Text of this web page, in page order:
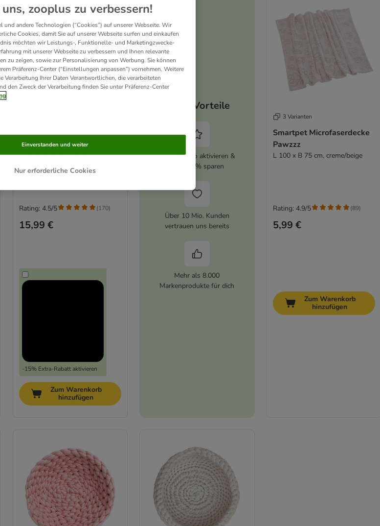
Katzenbett Mochi - hellgrau
Ø 55 x H 25 cm
15,99 €
-15% Extra-Rabatt aktivieren
Rating: 4.5/5 (170)
Zum Warenkorb
hinzufügen
Deine Vorteile
zooplus Abo aktivieren &
immer 5% sparen
Über 10 Mio. Kunden
vertrauen uns bereits
Mehr als 8.000
Markenprodukte für dich
3 Varianten
Smartpet Microfaserdecke
Pawzzz
L 100 x B 75 cm, creme/beige
5,99 €
Rating: 4.9/5 (89)
Zum Warenkorb
hinzufügen
zooplus zu verbessern!
und andere Technologien (“Cookies”) auf unserer Webseite. Wir
Cookies, damit Sie auf unserer Webseite surfen und einkaufen
möchten wir Leistungs-, Funktionelle- und Marketingzwecke-
mit unserer Webseite zu verbessern und Ihnen relevante
zu zeigen, sowie zur Personalisierung von Werbung. Sie können
Präferenz-Center (“Einstellungen anpassen”) vornehmen. Weitere
Verarbeitung Ihrer Daten Verantwortlichen, die verarbeiteten
den Zweck der Verarbeitung finden Sie unter Präferenz-Center
Nur erforderliche Cookies
Einverstanden und weiter